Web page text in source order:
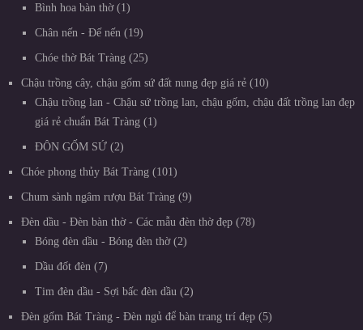
Bình hoa bàn thờ
1
Chân nến - Đế nến 19
Chóe thờ Bát Tràng 25
Chậu trồng cây, chậu gốm sứ đất nung đẹp giá rẻ
10
Chậu trồng lan - Chậu sứ trồng lan, chậu gốm, chậu đất trồng lan đẹp
giá rẻ chuẩn Bát Tràng
1
ĐÔN GỐM SỨ 2
Chóe phong thủy Bát Tràng 101
Chum sành ngâm rượu Bát Tràng 9
Đèn dầu - Đèn bàn thờ - Các mẫu đèn thờ đẹp
78
Bóng đèn dầu - Bóng đèn thờ
2
Dầu đốt đèn 7
Tim đèn dầu - Sợi bấc đèn dầu 2
Đèn gốm Bát Tràng - Đèn ngủ để bàn trang trí đẹp 5